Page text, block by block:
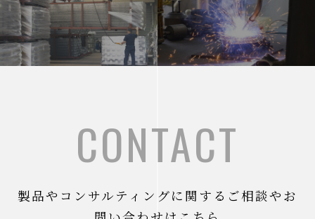
CONTACT
製品やコンサルティングに関するご相談やお